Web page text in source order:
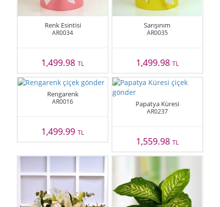
Renk Esintisi
AR0034
1,499.98TL
Sarışınım
AR0035
1,499.98 TL
Rengarenk
AR0016
1,499.99TL
Papatya Küresi
AR0237
1,559.98 TL